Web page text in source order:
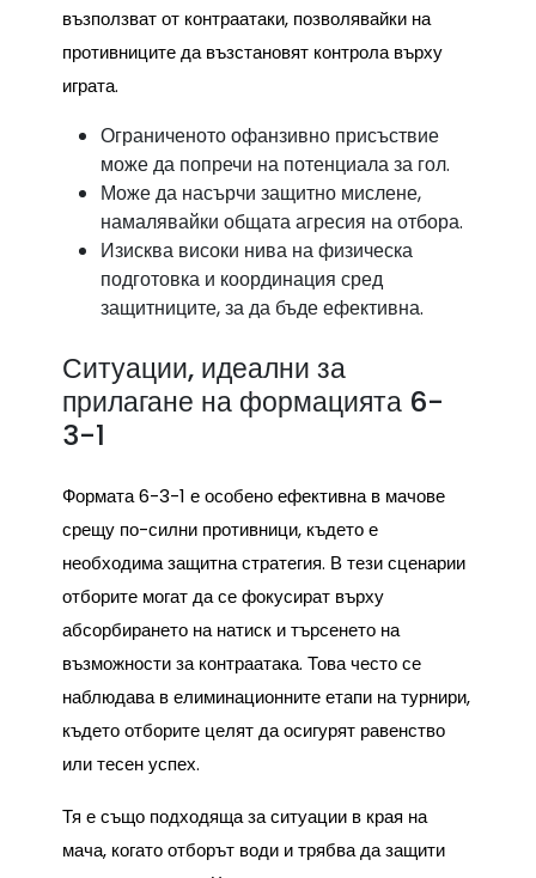
възползват от контраатаки, позволявайки на
противниците да възстановят контрола върху
играта.
Ограниченото офанзивно присъствие
може да попречи на потенциала за гол.
Може да насърчи защитно мислене,
намалявайки общата агресия на отбора.
Изисква високи нива на физическа
подготовка и координация сред
защитниците, за да бъде ефективна.
Ситуации, идеални за
прилагане на формацията 6-
3-1
Формата 6-3-1 е особено ефективна в мачове
срещу по-силни противници, където е
необходима защитна стратегия. В тези сценарии
отборите могат да се фокусират върху
абсорбирането на натиск и търсенето на
възможности за контраатака. Това често се
наблюдава в елиминационните етапи на турнири,
където отборите целят да осигурят равенство
или тесен успех.
Тя е също подходяща за ситуации в края на
мача, когато отборът води и трябва да защити